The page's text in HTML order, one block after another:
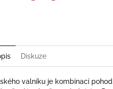
Diskuze
valníku je kombinací